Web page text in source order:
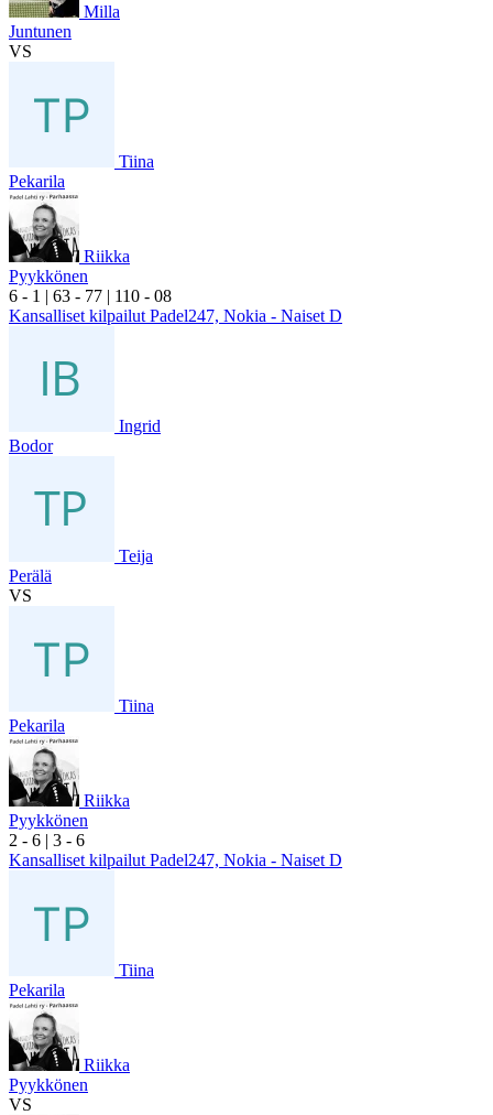
Milla
Juntunen
VS
Tiina
Pekarila
Riikka
Pyykkönen
6 - 1 | 63 - 77 | 110 - 08
Kansalliset kilpailut Padel247, Nokia - Naiset D
Ingrid
Bodor
Teija
Perälä
VS
Tiina
Pekarila
Riikka
Pyykkönen
2 - 6 | 3 - 6
Kansalliset kilpailut Padel247, Nokia - Naiset D
Tiina
Pekarila
Riikka
Pyykkönen
VS